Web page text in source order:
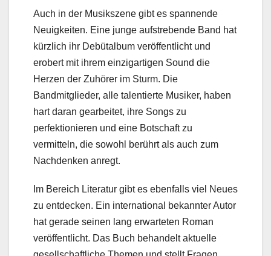
Auch in der Musikszene gibt es spannende
Neuigkeiten. Eine junge aufstrebende Band hat
kürzlich ihr Debütalbum veröffentlicht und
erobert mit ihrem einzigartigen Sound die
Herzen der Zuhörer im Sturm. Die
Bandmitglieder, alle talentierte Musiker, haben
hart daran gearbeitet, ihre Songs zu
perfektionieren und eine Botschaft zu
vermitteln, die sowohl berührt als auch zum
Nachdenken anregt.
Im Bereich Literatur gibt es ebenfalls viel Neues
zu entdecken. Ein international bekannter Autor
hat gerade seinen lang erwarteten Roman
veröffentlicht. Das Buch behandelt aktuelle